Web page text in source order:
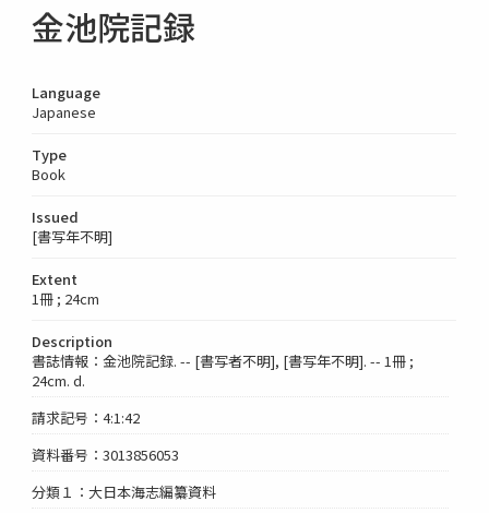
金池院記録
Language
Japanese
Type
Book
Issued
[書写年不明]
Extent
1冊 ; 24cm
Description
書誌情報：金池院記録. -- [書写者不明], [書写年不明]. -- 1冊 ;
24cm. d.
請求記号：4:1:42
資料番号：3013856053
分類１：大日本海志編纂資料